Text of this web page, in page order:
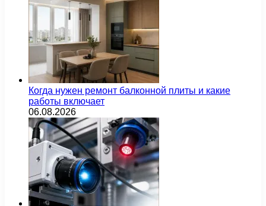
Когда нужен ремонт балконной плиты и какие
работы включает
06.08.2026